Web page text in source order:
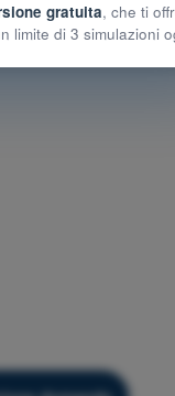
gratuita, che ti
limite di 3 simulazioni